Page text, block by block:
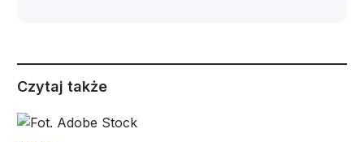
Czytaj także